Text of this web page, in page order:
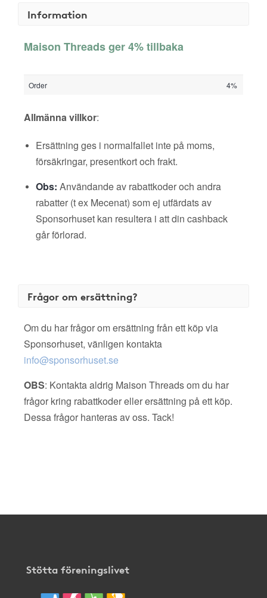
Information
Maison Threads ger 4% tillbaka
Order 4%
Allmänna villkor:
Ersättning ges i normalfallet inte på moms,
försäkringar, presentkort och frakt.
Obs: Användande av rabattkoder och andra
rabatter (t ex Mecenat) som ej utfärdats av
Sponsorhuset kan resultera i att din cashback
går förlorad.
Frågor om ersättning?
Om du har frågor om ersättning från ett köp via
Sponsorhuset, vänligen kontakta
info@sponsorhuset.se
OBS: Kontakta aldrig Maison Threads om du har
frågor kring rabattkoder eller ersättning på ett köp.
Dessa frågor hanteras av oss. Tack!
Stötta föreningslivet